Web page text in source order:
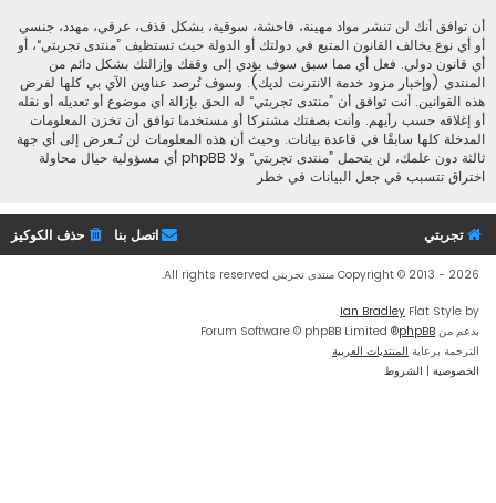
أن توافق أنك لن تنشر مواد مهينة، فاحشة، سوقية، بشكل قذف، عرقي، مهدد، جنسي
أو أي نوع يخالف القانون المتبع في دولتك أو الدولة حيث تستظيف ”منتدى تجربتي“، أو
أي قانون دولي. فعل أي مما سبق سوف يؤدي إلى وقفك وإزالتك بشكل دائم من
المنتدى (وإخبار مزود خدمة الانترنت لديك). وسوف تُرصد عناوين الآي بي كلها لفرض
هذه القوانين. أنت توافق أن ”منتدى تجربتي“ له الحق بإزالة أي موضوع أو تعديله أو نقله
أو إغلاقه حسب رأيهم. وأنت بصفتك مشتركا أو مستخدما توافق أن تخزن المعلومات
المدخلة كلها سابقًا في قاعدة بيانات. وحيث أن هذه المعلومات لن تُـعرض إلى أي جهة
ثالثة دون علمك، لن يتحمل ”منتدى تجربتي“ ولا phpBB أي مسؤولية حيال محاولة
اختراق تتسبب في جعل البيانات في خطر
تجربتي حذف الكوكيز اتصل بنا
Copyright © 2013 - 2026 منتدى تجربتي All rights reserved.
Flat Style by
Ian Bradley
بدعم من phpBB
® Forum Software © phpBB Limited
الترجمة برعاية المنتديات العربية
الخصوصية | الشروط